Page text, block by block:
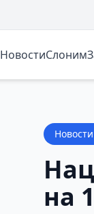
НовостиСлоним
Новости
на